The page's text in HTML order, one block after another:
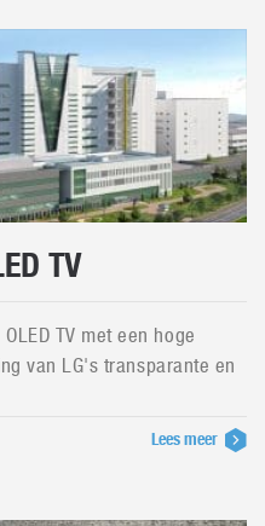
TV
TV met een hoge
van LG's transparante en
Lees meer